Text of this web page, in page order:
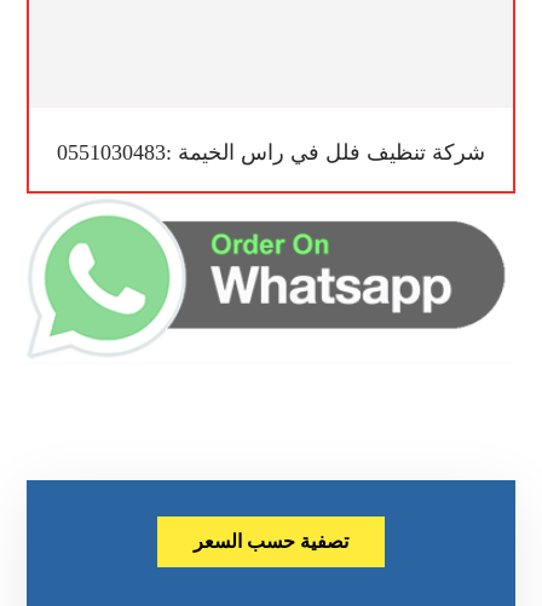
شركة تنظيف فلل في راس الخيمة :0551030483
تصفية حسب السعر